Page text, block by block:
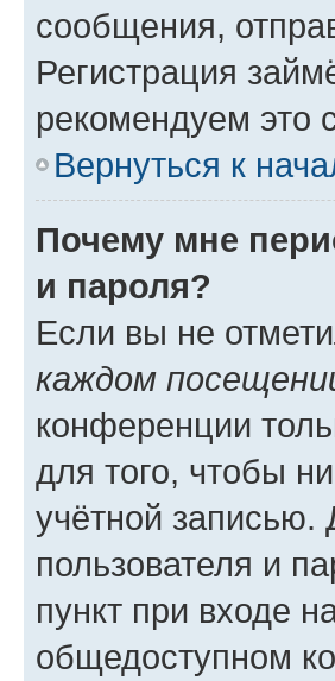
сообщения,
Регистрация
рекомендуем это
Вернуться к
Почему мне
и пароля?
Если вы не
каждом
конференции
для того, чтобы
учётной записью.
пользователя и
пункт при входе
общедоступном